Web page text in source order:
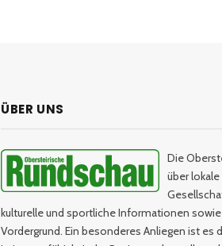
ÜBER UNS
Die
über
kulturelle und sportliche Informationen
Vordergrund. Ein besonderes Anliegen ist es